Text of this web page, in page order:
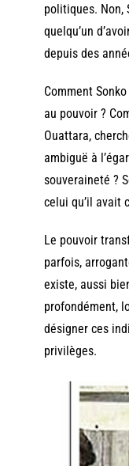
politiques. Non,
quelqu’un
depuis des
Comment
au pouvoir ?
Ouattara,
ambiguë à
souveraineté ?
celui qu’il avait
Le pouvoir
parfois,
existe, aussi
profondément,
désigner ces
privilèges.